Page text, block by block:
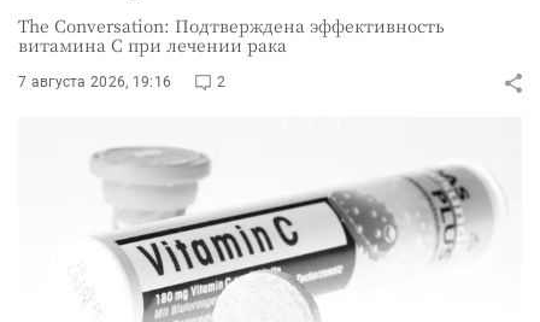
The Conversation: Подтверждена эффективность
витамина C при лечении рака
7 августа 2026, 19:16 2